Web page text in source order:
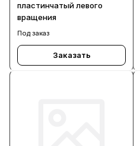
пластинчатый левого
вращения
Под заказ
Заказать